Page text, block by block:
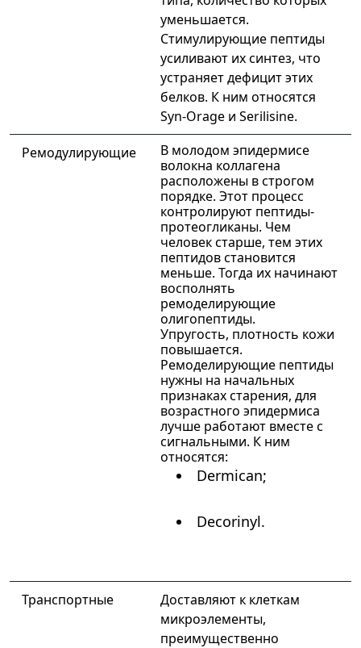
уменьшается.
Стимулирующие пептиды
усиливают их синтез, что
устраняет дефицит этих
белков. К ним относятся
Syn-Orage и Serilisine.
Ремодулирующие
В молодом эпидермисе
волокна коллагена
расположены в строгом
порядке. Этот процесс
контролируют пептиды-
протеогликаны. Чем
человек старше, тем этих
пептидов становится
меньше. Тогда их начинают
восполнять
ремоделирующие
олигопептиды.
Упругость, плотность кожи
повышается.
Ремоделирующие пептиды
нужны на начальных
признаках старения, для
возрастного эпидермиса
лучше работают вместе с
сигнальными. К ним
относятся:
Dermican;
Decorinyl.
Транспортные
Доставляют к клеткам
микроэлементы,
преимущественно